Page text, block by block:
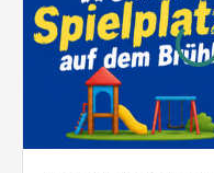
Unterstützen
Hilfe &
Projekte und